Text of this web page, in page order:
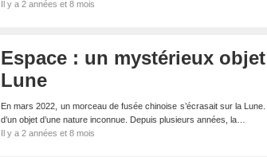
Il y a 2 années et 8 mois
Espace : un mystérieux
Lune
En mars 2022, un morceau de fusée chinoise s’écrasait sur la
d’un objet d’une nature inconnue. Depuis plusieurs années, la…
Il y a 2 années et 8 mois